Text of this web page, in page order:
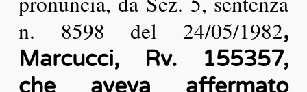
n. 8598 del 24/05/1982,
Marcucci, Rv. 155357,
che aveva affermato